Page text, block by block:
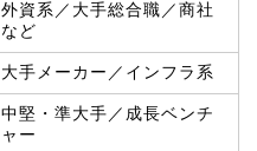
外資系／大手総合職／商社
など
大手メーカー／インフラ系
中堅・準大手／成長ベンチ
ャー